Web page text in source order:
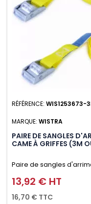
RÉFÉRENCE: WIS1253673-
MARQUE: WISTRA
PAIRE DE SANGLES
CAME À GRIFFES (3M
Paire de sangles
griffes (3M ou 5M /
Permet d'arrimer et de
Prix
13,92 € HT
16,70 € TTC